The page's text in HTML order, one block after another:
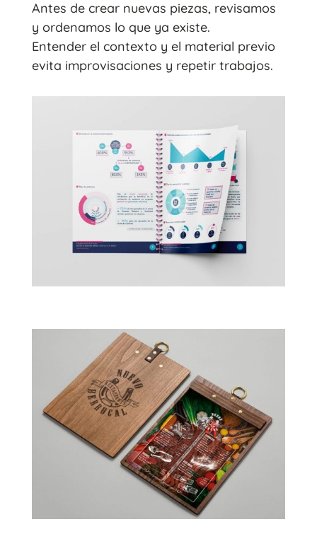
Antes de crear nuevas piezas, revisamos
y ordenamos lo que ya existe.
Entender el contexto y el material previo
evita improvisaciones y repetir trabajos.